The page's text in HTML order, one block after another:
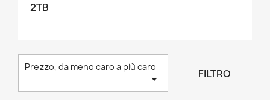
2TB
Prezzo, da meno caro a più caro
 FILTRO